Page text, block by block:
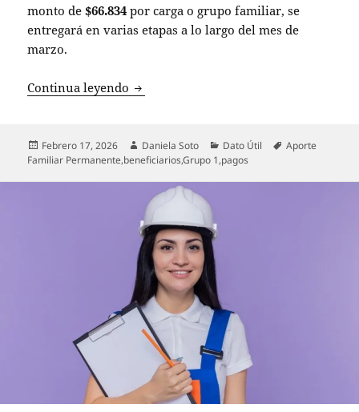
monto de$66.834 por carga o grupo familiar, se
entregará en varias etapas a lo largo del mes de
marzo.
Continua leyendo Aporte Familiar Permanente: Fechas y
Publicado
el
Febrero 17, 2026 Autor
Daniela Soto Categorías
Dato Útil Etiquetas
Aporte
Familiar Permanente,beneficiarios,Grupo 1,pagos